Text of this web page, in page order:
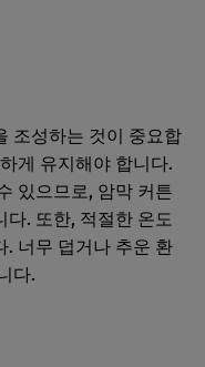
조성하는 것이 중요합
게 유지해야 합니다.
있으므로, 암막 커튼
다. 또한, 적절한 온도
. 너무 덥거나 추운 환
다.